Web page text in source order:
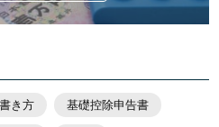
き方 基礎控除申告書